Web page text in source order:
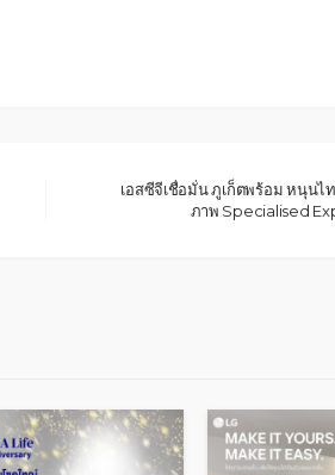
เอสซีจีเชื่อมั่น ภูเก็ตพร้อม หนุนไท
ภาพ Specialised